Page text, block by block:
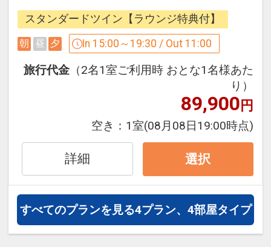
メニューをご用意。
多彩な料理や新たな味覚の発見を通じ
て、食事をより楽しむ機会を提供いたし
夕食時間／最終入場20：00
■大房岬の心地よい風、波の音、潮の香
りに抱かれるゆったりとした大浴場
大浴場には岩露天風呂とサウナを併設。
す。
うベビーバスベッドなども用意しており
ティなどが含まれています。
ホテルご到着後に感じるやすらぐ香り、
食、アクティビティなど、ご滞在を通し
てその土地の自然・文化・伝統といった
魅力を気の向くままに、存分にご満喫く
※一部のドリンクやアクティビティは有
料です。また、ランチの提供はございま
せん。
■目の前は、海と緑の楽園 親子で楽しむ
リゾートステイ
旅のひとときに癒しと寛ぎの空間を。
スタンダードな洋室、落ち着きのある和
スタンダードツイン【ラウンジ特典付】
朝 昼 夕 In 15:00～19:30 / Out 11:00
旅行代金 （2名1室ご利用時 おとな1名様あた
り）
89,900円
空き： 1室(08月08日19:00時点)
詳細 選択
すべてのプランを見る4プラン、4部屋タイプ